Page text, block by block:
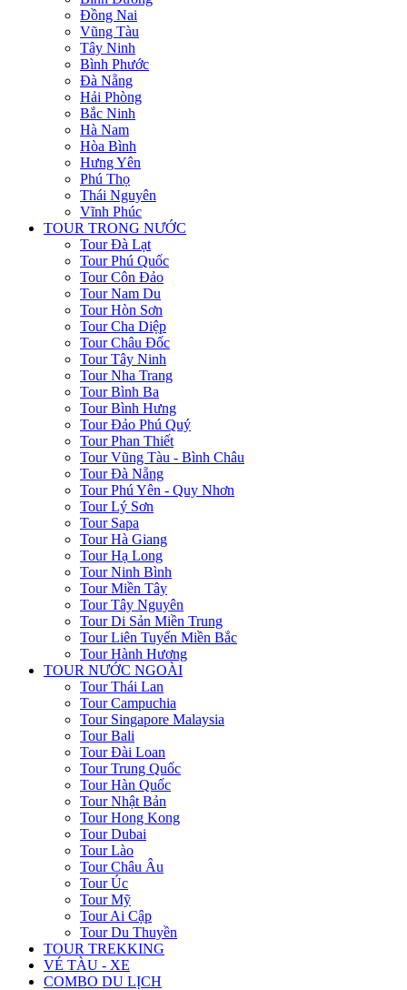
Đồng Nai
Vũng Tàu
Tây Ninh
Bình Phước
Đà Nẵng
Hải Phòng
Bắc Ninh
Hà Nam
Hòa Bình
Hưng Yên
Phú Thọ
Thái Nguyên
Vĩnh Phúc
TOUR TRONG NƯỚC
Tour Đà Lạt
Tour Phú Quốc
Tour Côn Đảo
Tour Nam Du
Tour Hòn Sơn
Tour Cha Diệp
Tour Châu Đốc
Tour Tây Ninh
Tour Nha Trang
Tour Bình Ba
Tour Bình Hưng
Tour Đảo Phú Quý
Tour Phan Thiết
Tour Vũng Tàu - Bình Châu
Tour Đà Nẵng
Tour Phú Yên - Quy Nhơn
Tour Lý Sơn
Tour Sapa
Tour Hà Giang
Tour Hạ Long
Tour Ninh Bình
Tour Miền Tây
Tour Tây Nguyên
Tour Di Sản Miền Trung
Tour Liên Tuyến Miền Bắc
Tour Hành Hương
TOUR NƯỚC NGOÀI
Tour Thái Lan
Tour Campuchia
Tour Singapore Malaysia
Tour Bali
Tour Đài Loan
Tour Trung Quốc
Tour Hàn Quốc
Tour Nhật Bản
Tour Hong Kong
Tour Dubai
Tour Lào
Tour Châu Âu
Tour Úc
Tour Mỹ
Tour Ai Cập
Tour Du Thuyền
TOUR TREKKING
VÉ TÀU - XE
COMBO DU LỊCH